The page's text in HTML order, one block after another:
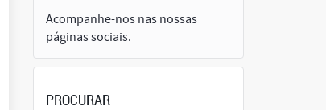
Acompanhe-nos nas nossas
páginas sociais.
PROCURAR